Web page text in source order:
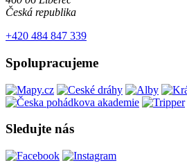
Česká republika
+420 484 847 339
Spolupracujeme
Sledujte nás